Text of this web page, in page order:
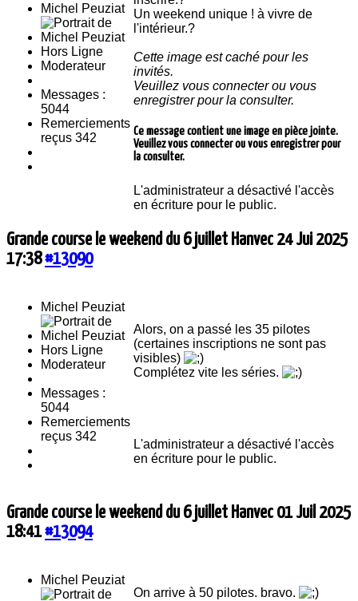
Michel Peuziat
Hors Ligne
Moderateur
Messages :
5044
Remerciements
reçus 342
Un weekend unique ! à vivre de
l'intérieur.?
Cette image est caché pour les
invités.
Veuillez vous connecter ou vous
enregistrer pour la consulter.
Ce message contient une image en pièce jointe.
Veuillez vous connecter ou vous enregistrer pour
la consulter.
L'administrateur a désactivé l'accès
en écriture pour le public.
Grande course le weekend du 6 juillet Hanvec 24 Jui 2025
17:38#13090
Michel Peuziat
Hors Ligne
Moderateur
Messages :
5044
Remerciements
reçus 342
Alors, on a passé les 35 pilotes
(certaines inscriptions ne sont pas
visibles)
Complétez vite les séries.
L'administrateur a désactivé l'accès
en écriture pour le public.
Grande course le weekend du 6 juillet Hanvec 01 Juil 2025
18:41#13094
Michel Peuziat
On arrive à 50 pilotes. bravo.